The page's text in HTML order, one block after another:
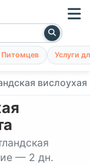
Услуги
вислоухая
— 2 дн.